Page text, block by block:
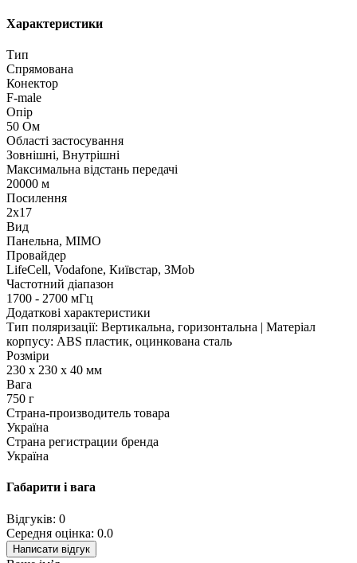
Характеристики
Тип
Спрямована
Конектор
F-male
Опір
50 Ом
Області застосування
Зовнішні, Внутрішні
Максимальна відстань передачі
20000 м
Посилення
2x17
Вид
Панельна, MIMO
Провайдер
LifeCell, Vodafone, Київстар, 3Mob
Частотний діапазон
1700 - 2700 мГц
Додаткові характеристики
Тип поляризації: Вертикальна, горизонтальна | Матеріал
корпусу: ABS пластик, оцинкована сталь
Розміри
230 х 230 х 40 мм
Вага
750 г
Страна-производитель товара
Україна
Страна регистрации бренда
Україна
Габарити і вага
Відгуків: 0
Середня оцінка: 0.0
Написати відгук